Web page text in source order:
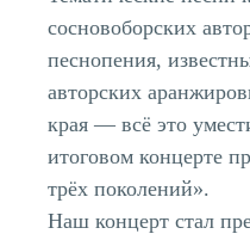
сосновоборских
песнопения,
авторских
края — всё это
итоговом концерте
трёх поколений».
Наш концерт стал